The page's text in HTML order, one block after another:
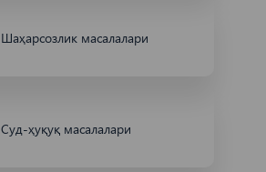
Шаҳарсозлик масалалари
Суд-ҳуқуқ масалалари